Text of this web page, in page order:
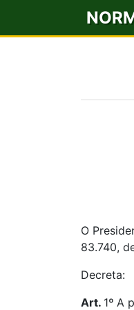
O
83.740,
Decreta:
Art. 1º A